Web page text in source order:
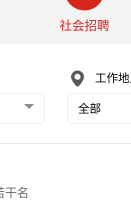
社会招聘
工作地
全部
干名